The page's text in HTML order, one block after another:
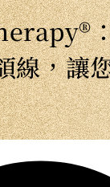
線，讓